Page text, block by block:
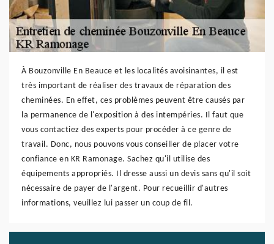
À Bouzonville En Beauce et les localités avoisinantes, il est
très important de réaliser des travaux de réparation des
cheminées. En effet, ces problèmes peuvent être causés par
la permanence de l'exposition à des intempéries. Il faut que
vous contactiez des experts pour procéder à ce genre de
travail. Donc, nous pouvons vous conseiller de placer votre
confiance en KR Ramonage. Sachez qu'il utilise des
équipements appropriés. Il dresse aussi un devis sans qu'il soit
nécessaire de payer de l'argent. Pour recueillir d'autres
informations, veuillez lui passer un coup de fil.